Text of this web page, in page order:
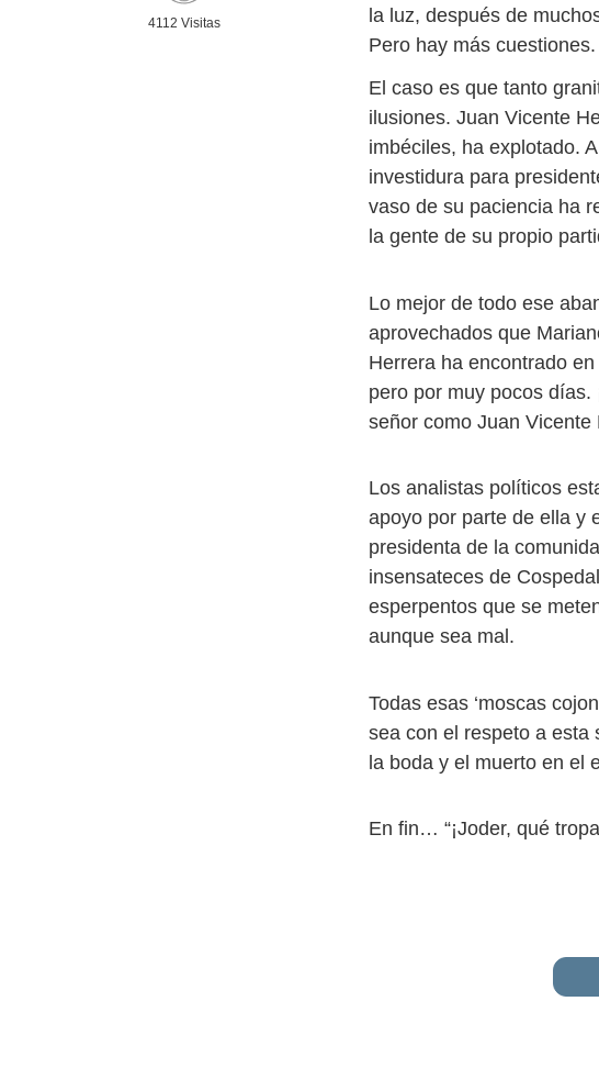
4112 Visitas
la luz, después de
Pero hay más cuestiones.
El caso es que tanto
ilusiones. Juan Vicente
imbéciles, ha explotado.
investidura para
vaso de su paciencia ha
la gente de su propio
Lo mejor de todo ese
aprovechados que
Herrera ha encontrado
pero por muy pocos días.
señor como Juan Vicente
Los analistas políticos
apoyo por parte de ella y
presidenta de la
insensateces de
esperpentos que se
aunque sea mal.
Todas esas ‘moscas
sea con el respeto a esta
la boda y el muerto en el
En fin… “¡Joder, qué